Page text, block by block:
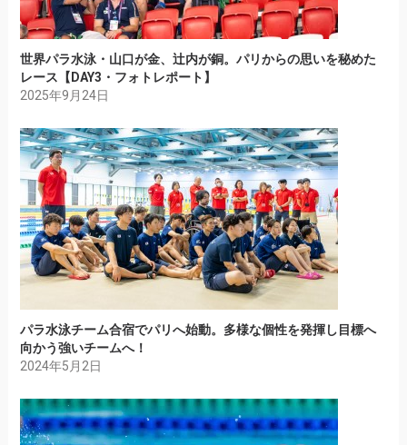
世界パラ水泳・山口が金、辻内が銅。パリからの思いを秘めた
レース【DAY3・フォトレポート】
2025年9月24日
パラ水泳チーム合宿でパリへ始動。多様な個性を発揮し目標へ
向かう強いチームへ！
2024年5月2日